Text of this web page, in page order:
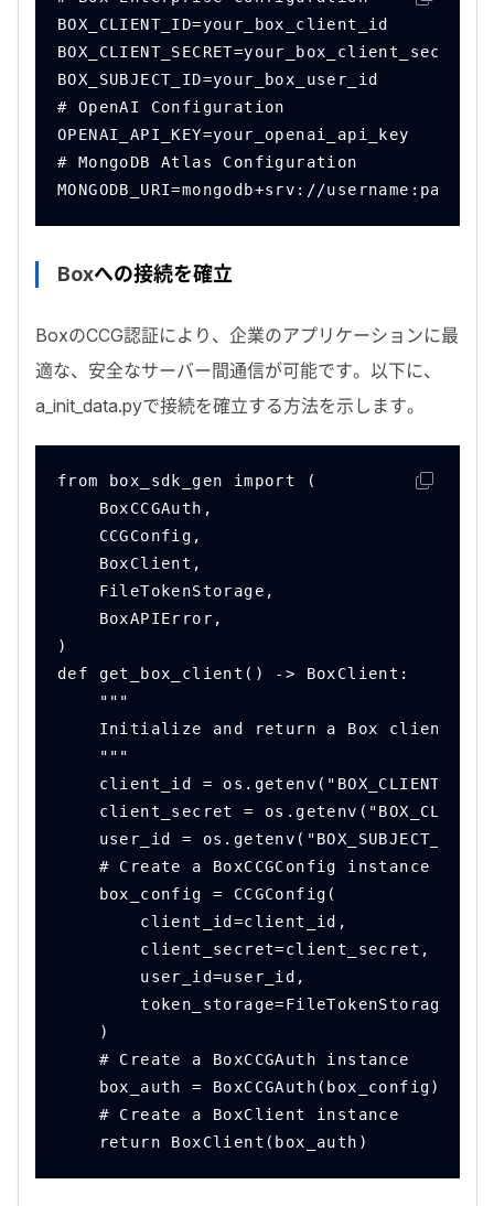
BOX_CLIENT_ID=your_box_client_id
BOX_CLIENT_SECRET=your_box_client_secret
BOX_SUBJECT_ID=your_box_user_id
# OpenAI Configuration
OPENAI_API_KEY=your_openai_api_key
# MongoDB Atlas Configuration
MONGODB_URI=mongodb+srv://
Boxへの接続を確立
BoxのCCG認証により、企業のアプリケーションに最
適な、安全なサーバー間通信が可能です。以下に、
a_init_data.pyで接続を確立する方法を示します。
from box_sdk_gen import (
    BoxCCGAuth,
    CCGConfig,
    BoxClient,
    FileTokenStorage,
    BoxAPIError,
)
def get_box_client() -> BoxClient:
    """
Initialize and return a Box client
    """
    client_id = os.getenv("BOX_CLIENT_ID")
client_secret =
    user_id = os.getenv("BOX_SUBJECT_ID")
    # Create a BoxCCGConfig instance
    box_config = CCGConfig(
        client_id=client_id,
        client_secret=client_secret,
        user_id=user_id,
    )
    # Create a BoxCCGAuth instance
    box_auth = BoxCCGAuth(box_config)
    # Create a BoxClient instance
    return BoxClient(box_auth)